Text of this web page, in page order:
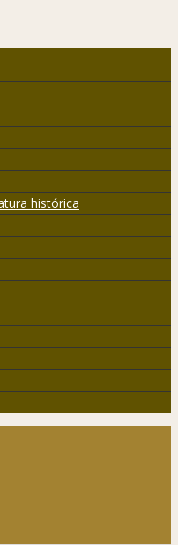
histórica